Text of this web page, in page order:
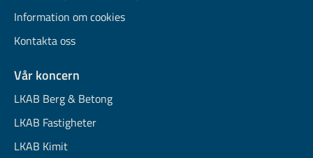
Information om cookies
Kontakta oss
Vår koncern
LKAB Berg & Betong
LKAB Fastigheter
LKAB Kimit